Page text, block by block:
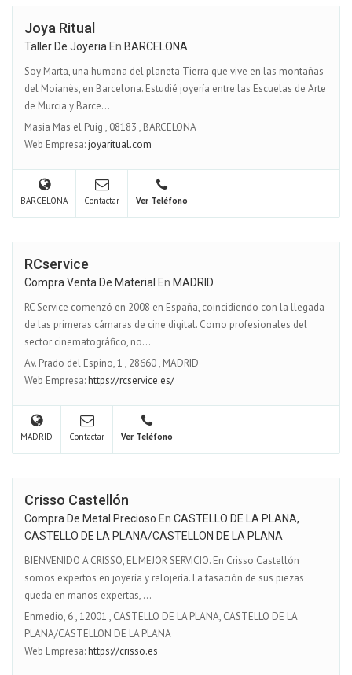
Joya Ritual
Taller De Joyeria En BARCELONA
Soy Marta, una humana del planeta Tierra que vive en las montañas
del Moianès, en Barcelona. Estudié joyería entre las Escuelas de Arte
de Murcia y Barce...
Masia Mas el Puig , 08183 , BARCELONA
Web Empresa:joyaritual.com
BARCELONA Contactar Ver Teléfono
RCservice
Compra Venta De Material En MADRID
RC Service comenzó en 2008 en España, coincidiendo con la llegada
de las primeras cámaras de cine digital. Como profesionales del
sector cinematográfico, no...
Av. Prado del Espino, 1 , 28660, MADRID
Web Empresa:https://rcservice.es/
MADRID Contactar Ver Teléfono
Crisso Castellón
Compra De Metal Precioso En CASTELLO DE LA PLANA,
CASTELLO DE LA PLANA/CASTELLON DE LA PLANA
BIENVENIDO A CRISSO, EL MEJOR SERVICIO. En Crisso Castellón
somos expertos en joyería y relojería. La tasación de sus piezas
queda en manos expertas, ...
Enmedio, 6,12001 , CASTELLO DE LA PLANA, CASTELLO DE LA
PLANA/CASTELLON DE LA PLANA
Web Empresa:https://crisso.es